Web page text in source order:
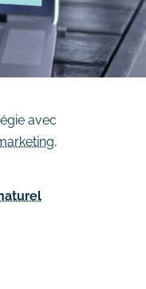
avec
,